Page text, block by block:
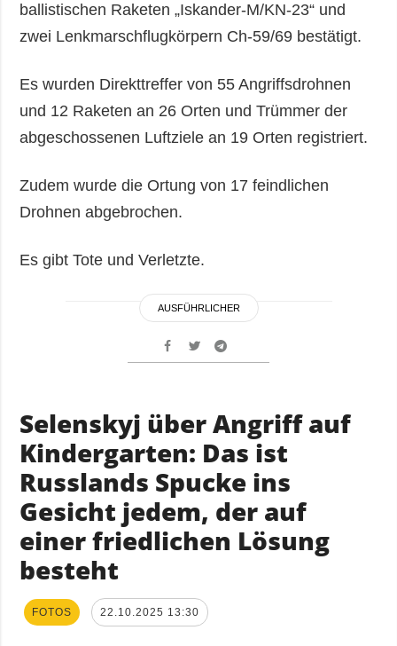
ballistischen Raketen „Iskander-M/KN-23“ und
zwei Lenkmarschflugkörpern Ch-59/69 bestätigt.
Es wurden Direkttreffer von 55 Angriffsdrohnen
und 12 Raketen an 26 Orten und Trümmer der
abgeschossenen Luftziele an 19 Orten registriert.
Zudem wurde die Ortung von 17 feindlichen
Drohnen abgebrochen.
Es gibt Tote und Verletzte.
AUSFÜHRLICHER
Selenskyj über Angriff auf
Kindergarten: Das ist
Russlands Spucke ins
Gesicht jedem, der auf
einer friedlichen Lösung
besteht
FOTOS 22.10.2025 13:30